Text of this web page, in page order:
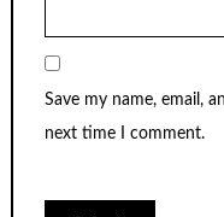
Save my name, email,
next time I comment.